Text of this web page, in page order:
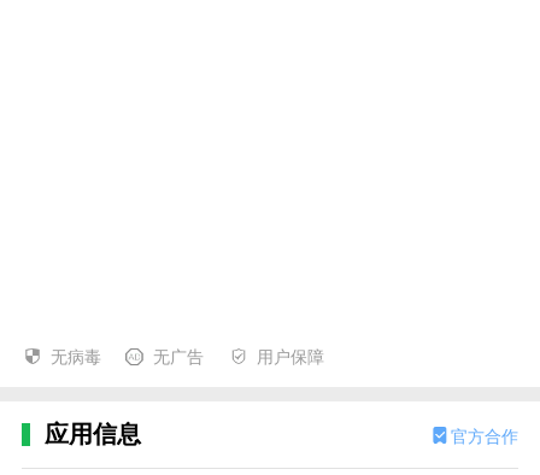
无病毒 无广告 用户保障
应用信息 官方合作